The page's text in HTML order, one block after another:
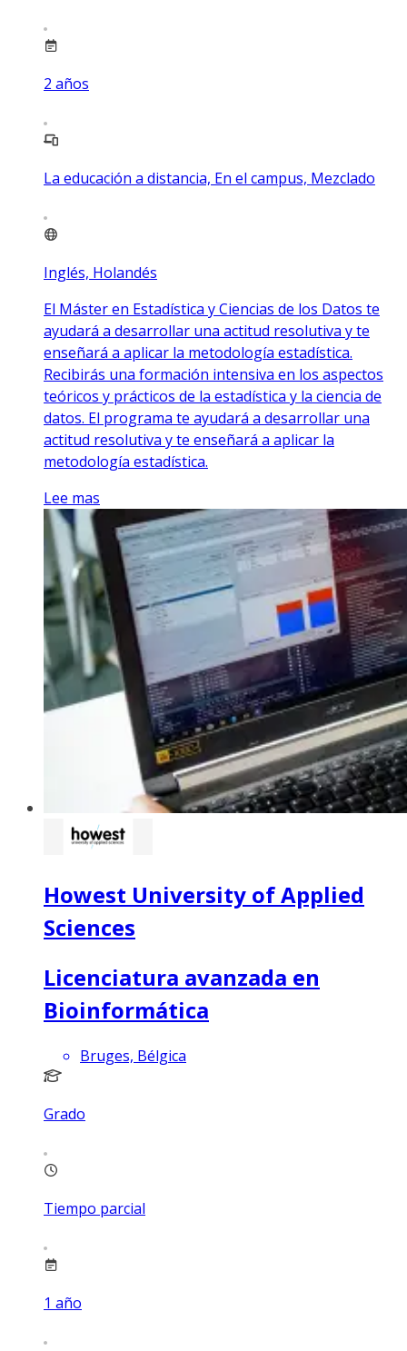
2 años
La educación a distancia, En el campus, Mezclado
Inglés, Holandés
El Máster en Estadística y Ciencias de los Datos te
ayudará a desarrollar una actitud resolutiva y te
enseñará a aplicar la metodología estadística.
Recibirás una formación intensiva en los aspectos
teóricos y prácticos de la estadística y la ciencia de
datos. El programa te ayudará a desarrollar una
actitud resolutiva y te enseñará a aplicar la
metodología estadística.
Lee mas
Howest University of Applied
Sciences
Licenciatura avanzada en
Bioinformática
Bruges, Bélgica
Grado
Tiempo parcial
1 año